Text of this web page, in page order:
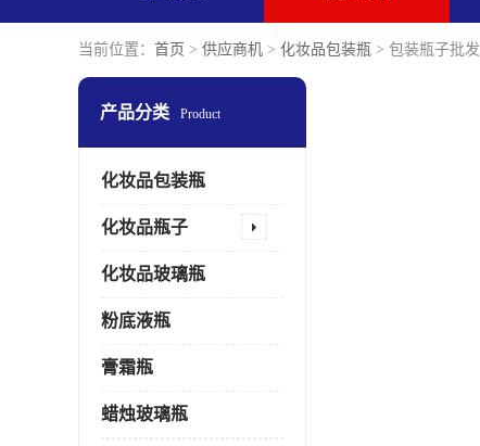
当前位置： 首页 > 供应商机 > 化妆品包装瓶 > 包装瓶子批发
产品分类 Product
化妆品包装瓶
化妆品瓶子
化妆品玻璃瓶
粉底液瓶
膏霜瓶
蜡烛玻璃瓶